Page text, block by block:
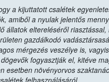
a kijuttatott csalétek
amiből a nyulak jelentős
állatok eltereléséről riasztással,
gazdálkodó
mérgezés veszélye is,
fogyasztják el, kitéve
esetben növényorvos